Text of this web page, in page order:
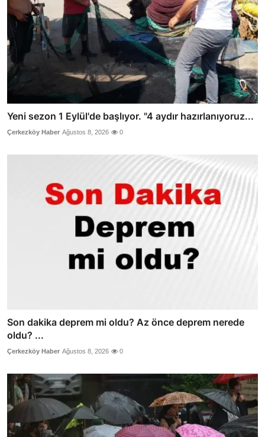
Yeni sezon 1 Eylül'de başlıyor. "4 aydır hazırlanıyoruz...
Çerkezköy Haber Ağustos 8, 2026 0
Son dakika deprem mi oldu? Az önce deprem nerede
oldu? ...
Çerkezköy Haber Ağustos 8, 2026 0